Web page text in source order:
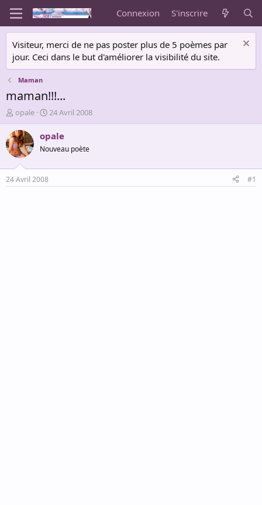
Connexion S'inscrire
Visiteur, merci de ne pas poster plus de 5 poèmes par
jour. Ceci dans le but d'améliorer la visibilité du site.
Maman
maman!!!...
A
u
t
e
u
r
d
e
opale
D
a
t
d
é
24 Avril 2008
opale
Nouveau poète
24 Avril 2008 #1